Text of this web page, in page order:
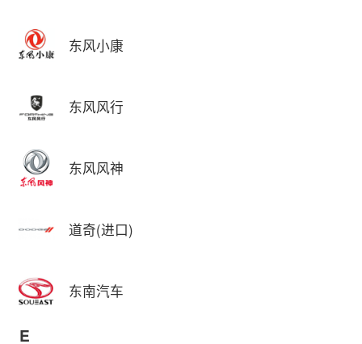
东风小康
东风风行
东风风神
道奇(进口)
东南汽车
E